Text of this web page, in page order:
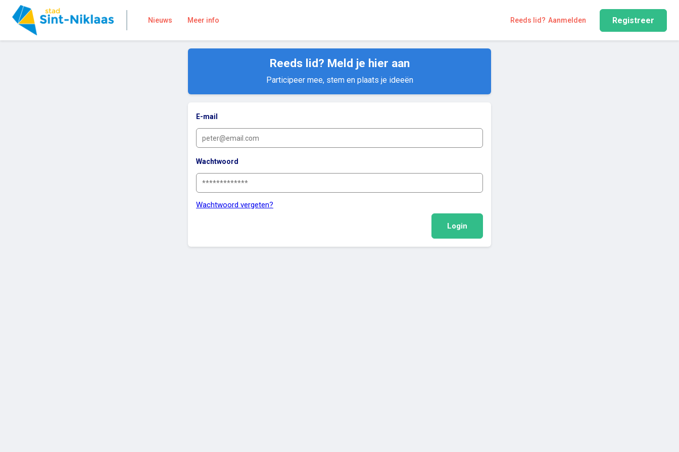
Nieuws Meer info Reeds lid? Aanmelden Registreer
Reeds lid? Meld je hier aan
Participeer mee, stem en plaats je ideeën
E-mail
Wachtwoord
Wachtwoord vergeten?
Login